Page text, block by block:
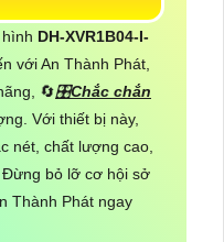
DH-XVR1B04-I-
với An Thành Phát,
🔄🎛Chắc chắn
Với thiết bị này,
nét, chất lượng cao,
bỏ lỡ cơ hội sở
Thành Phát ngay